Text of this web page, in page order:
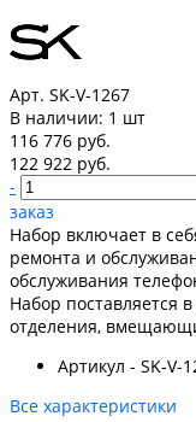
Арт. SK-V-1267
В наличии: 1 шт
116 776 руб.
122 922 руб.
-
заказ
Набор включает в
ремонта и
обслуживания
Набор поставляется
отделения,
Артикул - SK-V-
Все характеристики